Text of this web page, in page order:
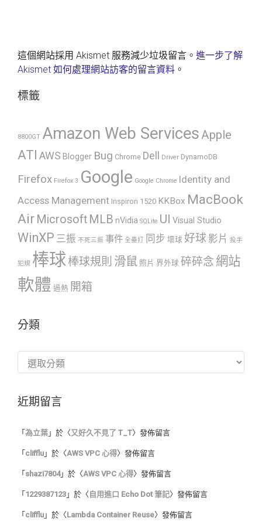
這個網站採用 Akismet 服務減少垃圾留言。 進一步了解
Akismet 如何處理網站訪客的留言資料 。
標籤
8800GT Amazon Web Services Apple
ATI AWS Blogger Bug Chrome Dell Driver DynamoDB
Firefox Firefox 3 Google Google Chrome Identity and
Access Management Inspiron 1520 KKBox MacBook
Air Microsoft MLB nVidia SQLite UI Visual Studio
WinXP 三振 不死三振 事件 全壘打 同步 壞球 好球 影片 投手
犯規 棒球 棒球規則 滑鼠 照片 界外球 碎碎念 網站
軟體 過熱 開箱
分類
近期留言
「 為立葉 」於〈又好久不見了 T_T〉發佈留言
「 clifflu 」於〈AWS VPC 心得〉發佈留言
「 shazi7804」於〈AWS VPC 心得〉發佈留言
「 1229387123 」於〈 自用進口 Echo Dot 筆記〉發佈留言
「 clifflu 」於〈Lambda Container Reuse〉發佈留言